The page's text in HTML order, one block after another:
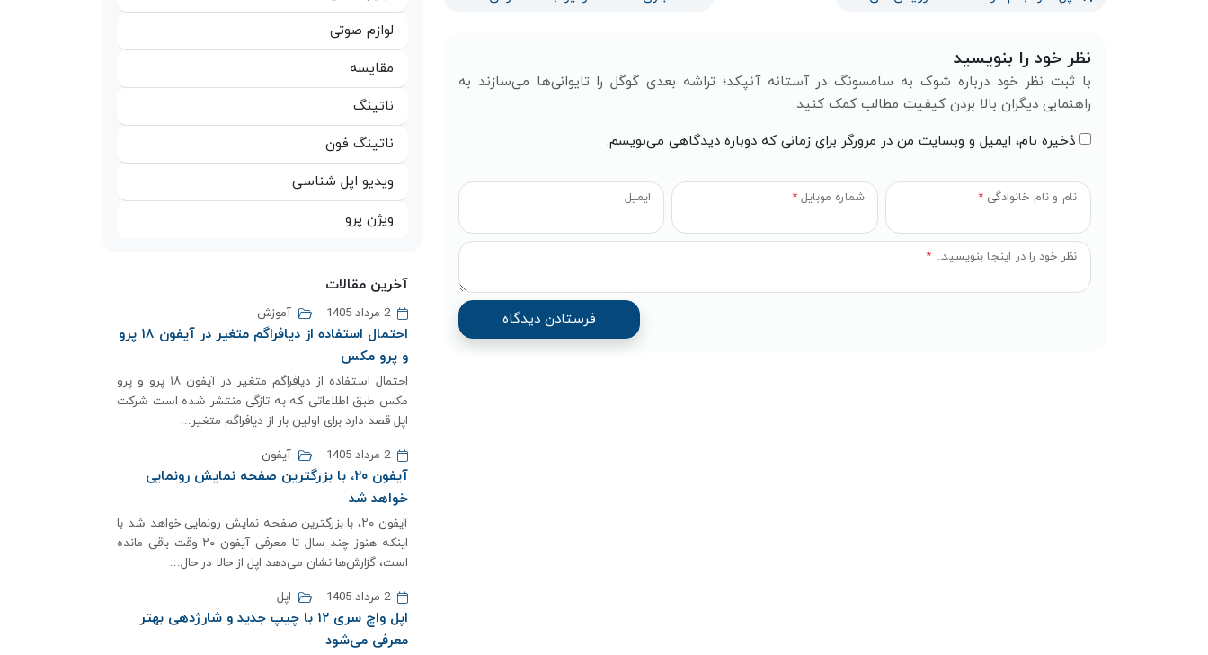
نظر خود را بنویسید
با ثبت نظر خود درباره شوک به سامسونگ در آستانه آنپکد؛ تراشه بعدی گوگل را تایوانی‌ها می‌سازند به
راهنمایی دیگران بالا بردن کیفیت مطالب کمک کنید.
نظر خود را در اینجا بنویسید... *
نام و نام خانوادگی * شماره موبایل* ایمیل
ذخیره نام، ایمیل و وبسایت من در مرورگر برای زمانی که دوباره دیدگاهی می‌نویسم.
لوازم صوتی
مقایسه
ناتینگ
ناتینگ فون
ویدیو اپل شناسی
ویژن پرو
آخرین مقالات
2 مرداد 1405 آموزش
احتمال استفاده از دیافراگم متغیر در آیفون ۱۸ پرو
و پرو مکس
احتمال استفاده از دیافراگم متغیر در آیفون ۱۸ پرو و پرو
مکس طبق اطلاعاتی که به تازگی منتشر شده است شرکت
اپل قصد دارد برای اولین بار از دیافراگم متغیر...
2 مرداد 1405
آیفون
آیفون ۲۰، با بزرگترین صفحه نمایش رونمایی
خواهد شد
آیفون ۲۰، با بزرگترین صفحه نمایش رونمایی خواهد شد با
اینکه هنوز چند سال تا معرفی آیفون ۲۰ وقت باقی مانده
است، گزارش‌ها نشان می‌دهد اپل از حالا در حال...
2 مرداد 1405
اپل
اپل واچ سری ۱۲ با چیپ جدید و شارژدهی بهتر
معرفی می‌شود